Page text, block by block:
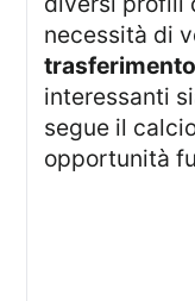
necessità di
trasferimento
interessanti
segue il
opportunità